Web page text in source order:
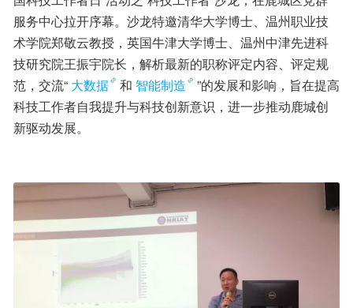
服务中心拉开序幕。沙龙特邀清华大学博士、温州职业技
术学院郑敬云教授，英国牛津大学博士、温州中津先进科
技研究院王振宇院长，解析最新的职称评定内容、评定规
范，交流“ 大数据 和 智能制造
”的发展和影响，旨在提高
科技工作者自我提升与科技创新意识，进一步推动鹿城创
新驱动发展。